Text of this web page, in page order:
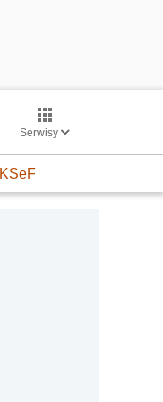
Serwisy
KSeF